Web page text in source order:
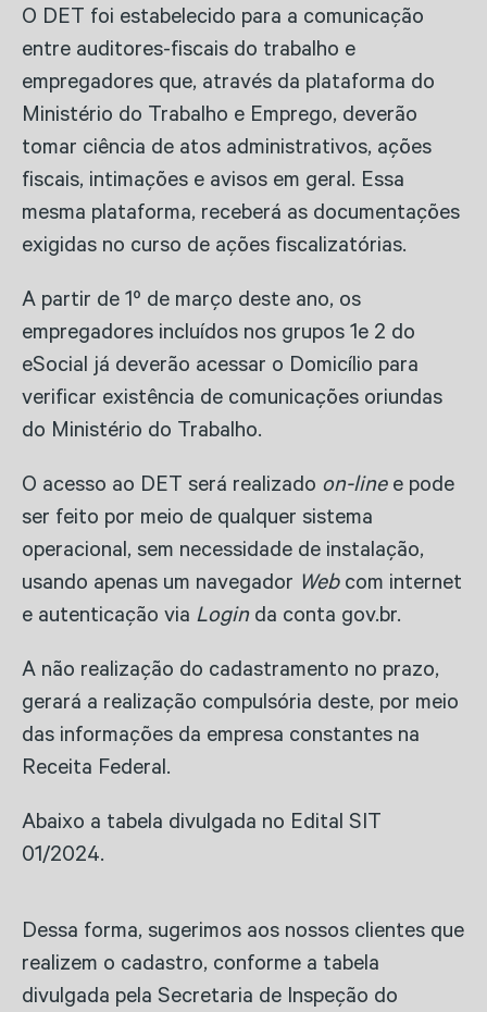
O DET foi estabelecido para a comunicação
entre auditores-fiscais do trabalho e
empregadores que, através da plataforma do
Ministério do Trabalho e Emprego, deverão
tomar ciência de atos administrativos, ações
fiscais, intimações e avisos em geral. Essa
mesma plataforma, receberá as documentações
exigidas no curso de ações fiscalizatórias.
A partir de 1º de março deste ano, os
empregadores incluídos nos grupos 1e 2 do
eSocial já deverão acessar o Domicílio para
verificar existência de comunicações oriundas
do Ministério do Trabalho.
O acesso ao DET será realizado on-line e pode
ser feito por meio de qualquer sistema
operacional, sem necessidade de instalação,
usando apenas um navegador Webcom internet
e autenticação via Loginda conta gov.br.
A não realização do cadastramento no prazo,
gerará a realização compulsória deste, por meio
das informações da empresa constantes na
Receita Federal.
Abaixo a tabela divulgada no Edital SIT
01/2024.
Dessa forma, sugerimos aos nossos clientes que
realizem o cadastro, conforme a tabela
divulgada pela Secretaria de Inspeção do